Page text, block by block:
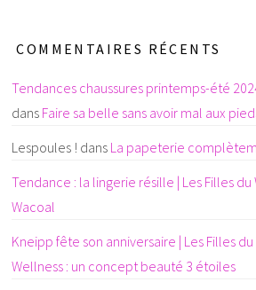
COMMENTAIRES RÉCENTS
Tendances chaussures printemps-été
dans Faire sa belle sans avoir mal aux
Lespoules ! dans La papeterie
Tendance : la lingerie résille | Les Filles du
Wacoal
Kneipp fête son anniversaire | Les Filles du
Wellness : un concept beauté 3 étoiles